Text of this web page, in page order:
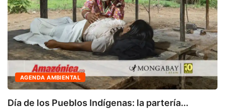
AGENDA AMBIENTAL
Día de los Pueblos Indígenas: la partería...